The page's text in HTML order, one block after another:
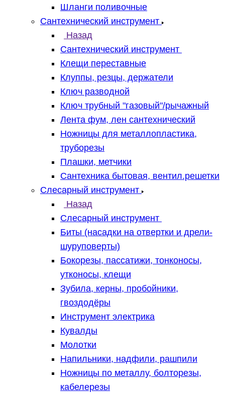
Шланги поливочные
Сантехнический инструмент
Назад
Сантехнический инструмент
Клещи переставные
Клуппы, резцы, держатели
Ключ разводной
Ключ трубный "газовый"/рычажный
Лента фум, лен сантехнический
Ножницы для металлопластика,
труборезы
Плашки, метчики
Сантехника бытовая, вентил.решетки
Слесарный инструмент
Назад
Слесарный инструмент
Биты (насадки на отвертки и дрели-
шуруповерты)
Бокорезы, пассатижи, тонконосы,
утконосы, клещи
Зубила, керны, пробойники,
гвоздодёры
Инструмент электрика
Кувалды
Молотки
Напильники, надфили, рашпили
Ножницы по металлу, болторезы,
кабелерезы